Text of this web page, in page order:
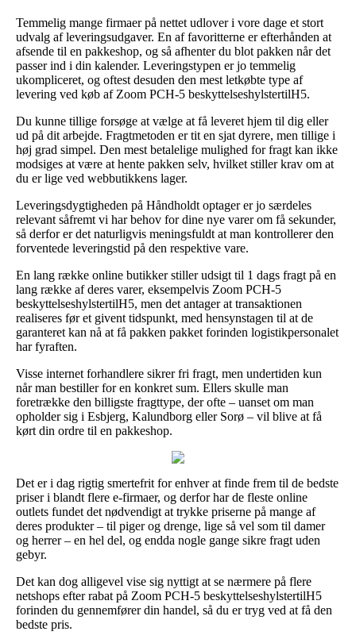
Temmelig mange firmaer på nettet udlover i vore dage et stort
udvalg af leveringsudgaver. En af favoritterne er efterhånden at
afsende til en pakkeshop, og så afhenter du blot pakken når det
passer ind i din kalender. Leveringstypen er jo temmelig
ukompliceret, og oftest desuden den mest letkøbte type af
levering ved køb af Zoom PCH-5 beskyttelseshylstertilH5.
Du kunne tillige forsøge at vælge at få leveret hjem til dig eller
ud på dit arbejde. Fragtmetoden er tit en sjat dyrere, men tillige i
høj grad simpel. Den mest betalelige mulighed for fragt kan ikke
modsiges at være at hente pakken selv, hvilket stiller krav om at
du er lige ved webbutikkens lager.
Leveringsdygtigheden på Håndholdt optager er jo særdeles
relevant såfremt vi har behov for dine nye varer om få sekunder,
så derfor er det naturligvis meningsfuldt at man kontrollerer den
forventede leveringstid på den respektive vare.
En lang række online butikker stiller udsigt til 1 dags fragt på en
lang række af deres varer, eksempelvis Zoom PCH-5
beskyttelseshylstertilH5, men det antager at transaktionen
realiseres før et givent tidspunkt, med hensynstagen til at de
garanteret kan nå at få pakken pakket forinden logistikpersonalet
har fyraften.
Visse internet forhandlere sikrer fri fragt, men undertiden kun
når man bestiller for en konkret sum. Ellers skulle man
foretrække den billigste fragttype, der ofte – uanset om man
opholder sig i Esbjerg, Kalundborg eller Sorø – vil blive at få
kørt din ordre til en pakkeshop.
Det er i dag rigtig smertefrit for enhver at finde frem til de bedste
priser i blandt flere e-firmaer, og derfor har de fleste online
outlets fundet det nødvendigt at trykke priserne på mange af
deres produkter – til piger og drenge, lige så vel som til damer
og herrer – en hel del, og endda nogle gange sikre fragt uden
gebyr.
Det kan dog alligevel vise sig nyttigt at se nærmere på flere
netshops efter rabat på Zoom PCH-5 beskyttelseshylstertilH5
forinden du gennemfører din handel, så du er tryg ved at få den
bedste pris.